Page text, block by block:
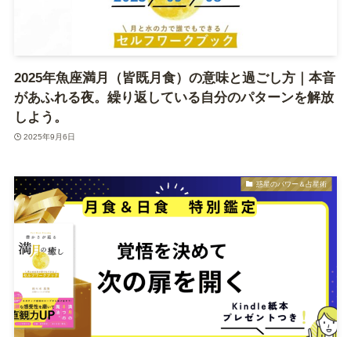
2025年魚座満月（皆既月食）の意味と過ごし方｜本音
があふれる夜。繰り返している自分のパターンを解放
しよう。
2025年9月6日
惑星のパワー＆占星術